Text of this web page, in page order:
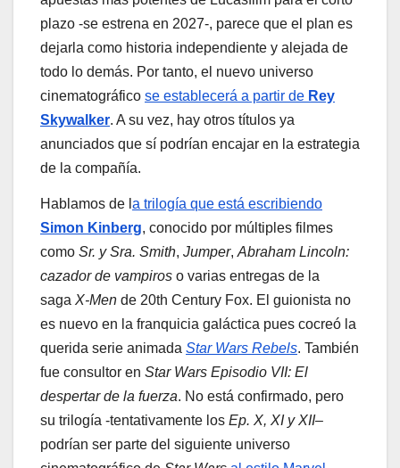
plazo -se estrena en 2027-, parece que el plan es
dejarla como historia independiente y alejada de
todo lo demás. Por tanto, el nuevo universo
cinematográfico se establecerá a partir de Rey
Skywalker. A su vez, hay otros títulos ya
anunciados que sí podrían encajar en la estrategia
de la compañía.
Hablamos de l a trilogía que está escribiendo
Simon Kinberg, conocido por múltiples filmes
como Sr. y Sra. Smith, Jumper, Abraham Lincoln:
cazador de vampiros o varias entregas de la
saga X-Men de 20th Century Fox. El guionista no
es nuevo en la franquicia galáctica pues cocreó la
querida serie animada Star Wars Rebels. También
fue consultor en Star Wars Episodio VII: El
despertar de la fuerza. No está confirmado, pero
su trilogía -tentativamente los Ep. X, XI y XII–
podrían ser parte del siguiente universo